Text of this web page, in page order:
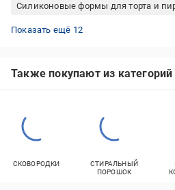
Силиконовые формы для торта и
Алюминиевые формы для торта
Формы для выпечки для хлеба и
Силиконовые формы для выпечки
Формы для выпечки Tescoma
Формы для выпечки пасхи
Формы для хлеба и рулета
Формы для выпечки для пасхи
Бумажные формы для аэрогрилей
Формы для выпечки металлические
Формы для выпечки для печенья
Формы для выпечки для хлеба и
Формы для выпечки пасхи
Показать ещё 12
Также покупают из категорий
СКОВОРОДКИ
СТИРАЛЬНЫЙ
ПОРОШОК